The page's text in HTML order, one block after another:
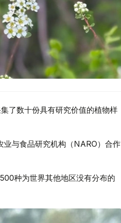
了数十份具有研究价值的植物样
业与食品研究机构（NARO）合作
种为世界其他地区没有分布的